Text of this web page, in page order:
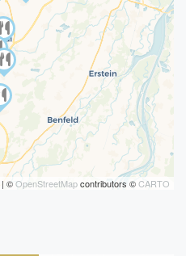
| ©OpenStreetMapcontributors ©CARTO